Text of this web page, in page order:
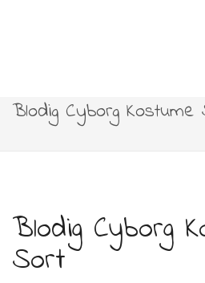
Blodig Cyborg Kostume
Blodig Cyborg
Sort